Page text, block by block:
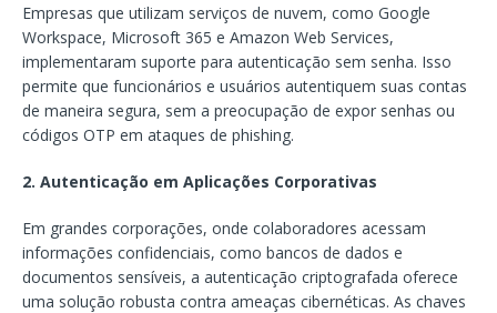
Empresas que utilizam serviços de nuvem, como Google
Workspace, Microsoft 365 e Amazon Web Services,
implementaram suporte para autenticação sem senha. Isso
permite que funcionários e usuários autentiquem suas contas
de maneira segura, sem a preocupação de expor senhas ou
códigos OTP em ataques de phishing.
2. Autenticação em Aplicações Corporativas
Em grandes corporações, onde colaboradores acessam
informações confidenciais, como bancos de dados e
documentos sensíveis, a autenticação criptografada oferece
uma solução robusta contra ameaças cibernéticas. As chaves